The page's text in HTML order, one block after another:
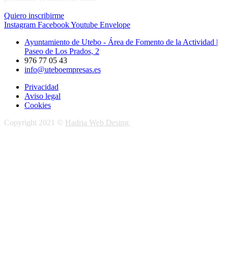
Quiero inscribirme
Instagram FacebookYoutube Envelope
Ayuntamiento de Utebo - Área de Fomento de la Actividad |
Paseo de Los Prados, 2
976 77 05 43
info@uteboempresas.es
Privacidad
Aviso legal
Cookies
Copyright 2021 © Hadria Web Desing